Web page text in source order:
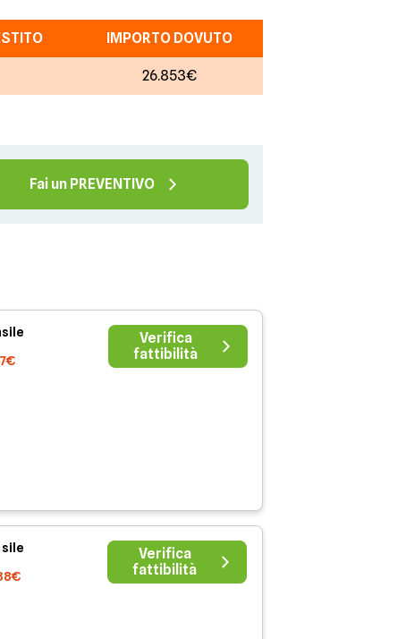
IMPORTO DOVUTO
26.853€
Fai un PREVENTIVO
Verifica
fattibilità
Verifica
fattibilità